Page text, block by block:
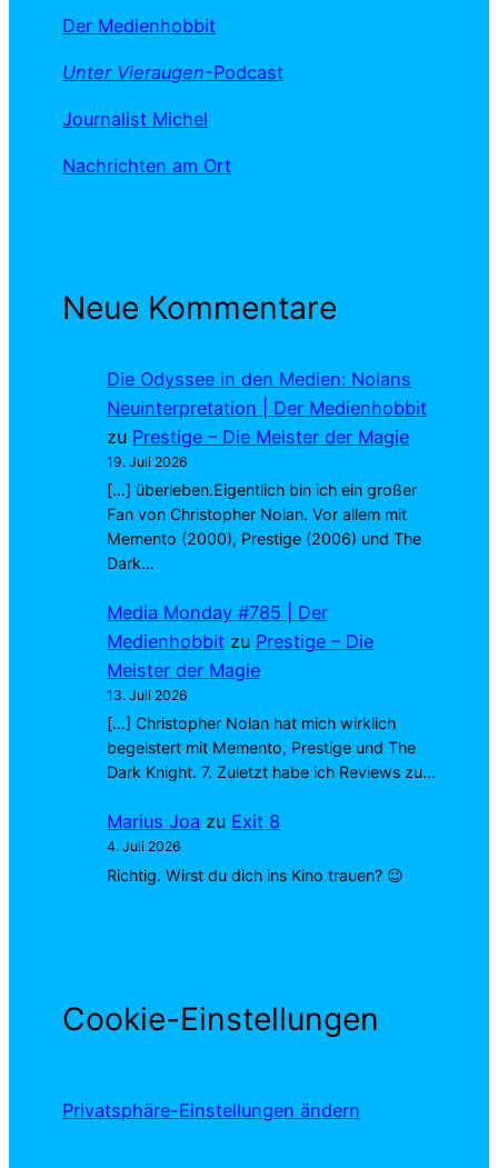
Der Medienhobbit
Unter Vieraugen-Podcast
Journalist Michel
Nachrichten am Ort
Neue Kommentare
Die Odyssee in den Medien: Nolans
Neuinterpretation | Der Medienhobbit
zu Prestige – Die Meister der Magie
19. Juli 2026
[…] überleben.Eigentlich bin ich ein großer
Fan von Christopher Nolan. Vor allem mit
Memento (2000), Prestige (2006) und The
Dark…
Media Monday #785 | Der
Medienhobbit zu Prestige – Die
Meister der Magie
13. Juli 2026
[…] Christopher Nolan hat mich wirklich
begeistert mit Memento, Prestige und The
Dark Knight. 7. Zuletzt habe ich Reviews zu…
Marius Joa zu Exit 8
4. Juli 2026
Richtig. Wirst du dich ins Kino trauen? 😉
Cookie-Einstellungen
Privatsphäre-Einstellungen ändern